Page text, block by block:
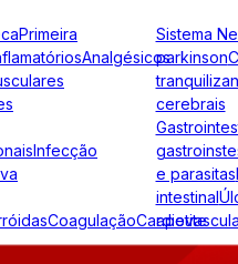
Primeira
Analgésicos
Infecção
Coagulação
Sistema
parkinson
cerebrais
e parasitas
intestinal
apetite